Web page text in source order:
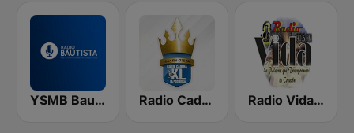
YSMB Bautista 89.7 FM Radio Cadena YSKL La Poderosa Radio Vida 90.5 FM El Salvador